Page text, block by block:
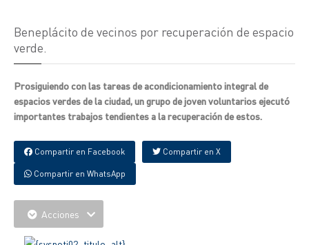
Beneplácito de vecinos por recuperación de espacio
verde.
Prosiguiendo con las tareas de acondicionamiento integral de
espacios verdes de la ciudad, un grupo de joven voluntarios ejecutó
importantes trabajos tendientes a la recuperación de estos.
Compartir en Facebook Compartir en X
Compartir en WhatsApp
Acciones